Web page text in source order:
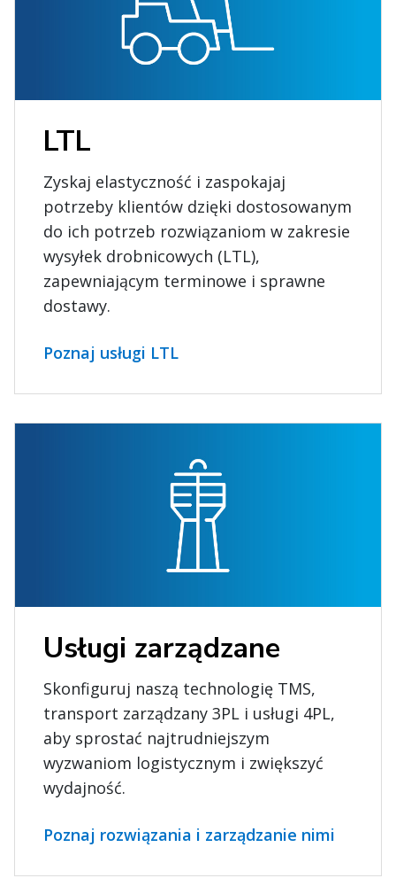
LTL
Zyskaj elastyczność i zaspokajaj
potrzeby klientów dzięki dostosowanym
do ich potrzeb rozwiązaniom w zakresie
wysyłek drobnicowych (LTL),
zapewniającym terminowe i sprawne
dostawy.
Poznaj usługi LTL
Usługi zarządzane
Skonfiguruj naszą technologię TMS,
transport zarządzany 3PL i usługi 4PL,
aby sprostać najtrudniejszym
wyzwaniom logistycznym i zwiększyć
wydajność.
Poznaj rozwiązania i zarządzanie nimi